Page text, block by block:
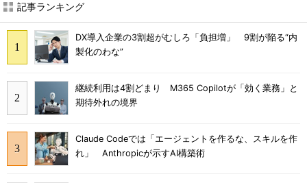
記事ランキング
DX導入企業の3割超がむしろ「負担増」 9割が陥る“内
製化のわな”
継続利用は4割どまり M365 Copilotが「効く業務」と
期待外れの境界
Claude Codeでは「エージェントを作るな、スキルを作
れ」 Anthropicが示すAI構築術